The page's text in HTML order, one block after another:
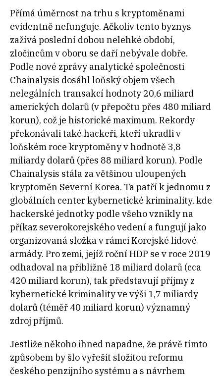
Přímá úměrnost na trhu s kryptoměnami
evidentně nefunguje. Ačkoliv tento byznys
zažívá poslední dobou nelehké období,
zločincům v oboru se daří nebývale dobře.
Podle nové zprávy analytické společnosti
Chainalysis dosáhl loňský objem všech
nelegálních transakcí hodnoty 20,6 miliard
amerických dolarů (v přepočtu přes 480 miliard
korun), což je historické maximum. Rekordy
překonávali také hackeři, kteří ukradli v
loňském roce kryptoměny v hodnotě 3,8
miliardy dolarů (přes 88 miliard korun). Podle
Chainalysis stála za většinou uloupených
kryptoměn Severní Korea. Ta patří k jednomu z
globálních center kybernetické kriminality, kde
hackerské jednotky podle všeho vznikly na
příkaz severokorejského vedení a fungují jako
organizovaná složka v rámci Korejské lidové
armády. Pro zemi, jejíž roční HDP se v roce 2019
odhadoval na přibližně 18 miliard dolarů (cca
420 miliard korun), tak představují příjmy z
kybernetické kriminality ve výši 1,7 miliardy
dolarů (téměř 40 miliard korun) významný
zdroj příjmů.
Jestliže někoho ihned napadne, že právě tímto
způsobem by šlo vyřešit složitou reformu
českého penzijního systému a s návrhem